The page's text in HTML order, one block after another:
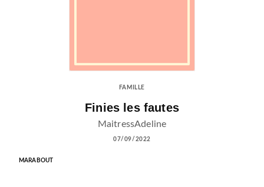
FAMILLE
Finies les fautes
MaitressAdeline
07/09/2022
MARABOUT